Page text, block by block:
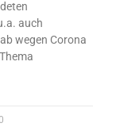
auch
wegen Corona